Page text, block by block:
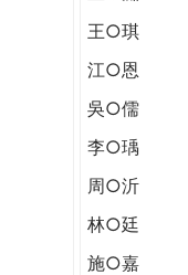
王○琪
江○恩
吳○儒
李○瑀
周○沂
林○廷
施○嘉